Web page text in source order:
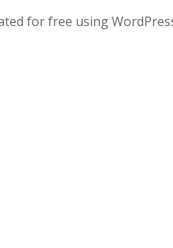
for free using